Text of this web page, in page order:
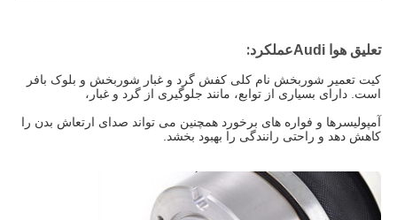
تعلیق هوا Audi عملکرد:
کیت تعمیر شوربخش نام کلی کفش گرد و غبار شوربخش و بلوک بافر
است. دارای بسیاری از توابع، مانند جلوگیری از گرد و غبار،
آمپولیسرها و فواره های برخورد همچنین می تواند صدای ارتعاش بدن را
کاهش دهد و راحتی رانندگی را بهبود بخشد.